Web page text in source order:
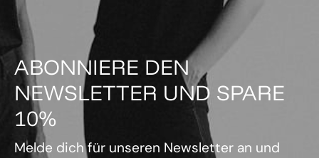
ABONNIERE DEN
NEWSLETTER UND SPARE
10%
Melde dich für unseren Newsletter an und